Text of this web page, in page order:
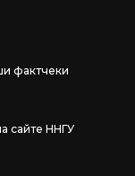
фактчеки
сайте ННГУ